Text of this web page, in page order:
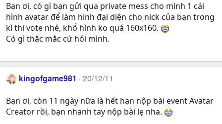
Bạn ơi, có gì bạn gửi qua private mess cho mình 1 cái
hình avatar để làm hình đại diện cho nick của bạn trong
kì thi vote nhé, khổ hình ko quá 160x160.
Có gì thắc mắc cứ hỏi mình.
kingofgame981 20/12/11
Bạn ơi, còn 11 ngày nữa là hết hạn nộp bài event Avatar
Creator rồi, bạn nhanh tay nộp bài lẹ nha.